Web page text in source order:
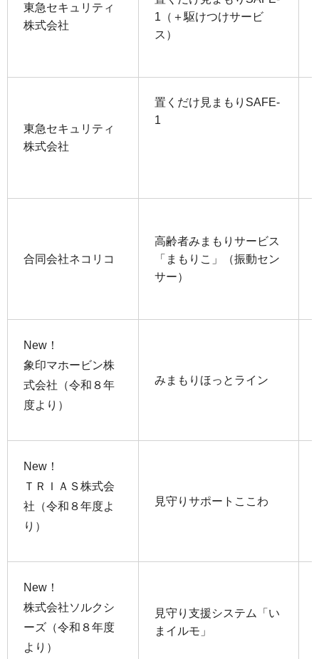
東急セキュリティ
株式会社
1（＋駆けつけサービ
ス）
東急セキュリティ
株式会社
置くだけ見まもりSAFE-
1
合同会社ネコリコ
高齢者みまもりサービス
「まもりこ」（振動セン
サー）
New！
象印マホービン株
式会社（令和８年
度より）
みまもりほっとライン
New！
ＴＲＩＡＳ株式会
社（令和８年度よ
り）
見守りサポートここわ
New！
株式会社ソルクシ
ーズ（令和８年度
より）
見守り支援システム「い
まイルモ」